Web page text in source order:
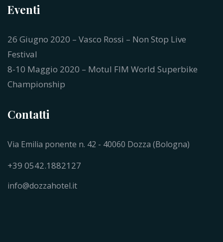
Eventi
26 Giugno 2020 – Vasco Rossi – Non Stop Live
Festival
8-10 Maggio 2020 – Motul FIM World Superbike
Championship
Contatti
Via Emilia ponente n. 42 - 40060 Dozza (Bologna)
+39 0542.1882127
info@dozzahotel.it